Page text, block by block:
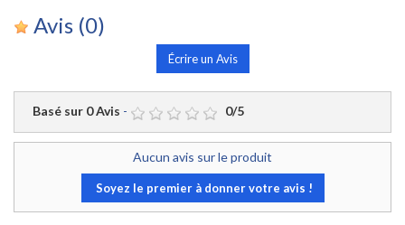
Avis (0)
Écrire un Avis
Basé sur 0Avis - 0/5
Aucun avis sur le produit
Soyez le premier à donner votre avis !